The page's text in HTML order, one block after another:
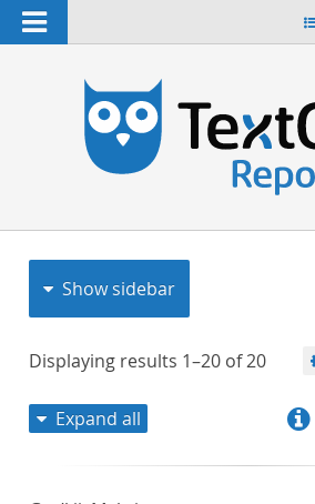
Navigation
Show sidebar
Displaying results 1–20 of20
Expand all